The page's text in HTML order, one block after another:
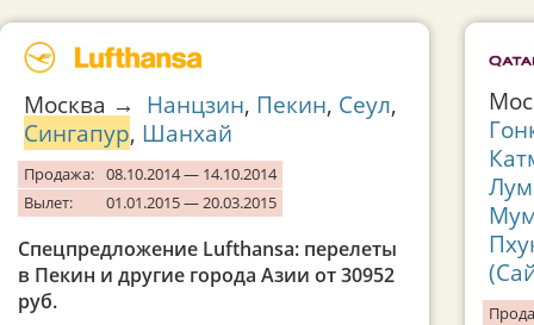
Москва → Нанцзин, Пекин, Сеул,
Сингапур, Шанхай
Продажа: 08.10.2014 — 14.10.2014
Вылет:
01.01.2015 — 20.03.2015
Спецпредложение Lufthansa: перелеты
в Пекин и другие города Азии от 30952
руб.